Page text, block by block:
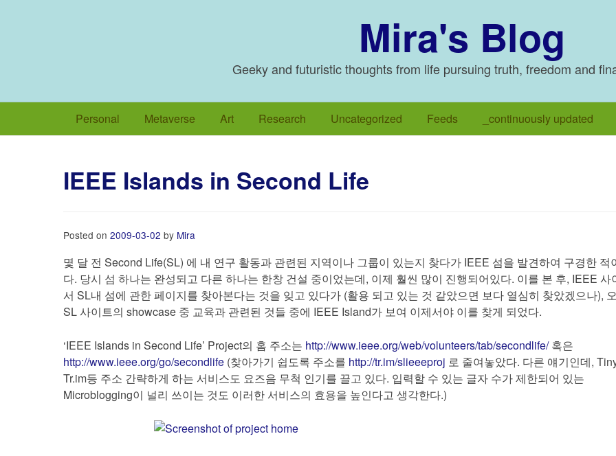
Mira's Blog
Geeky and futuristic thoughts from life pursuing truth, freedom and
Personal Metaverse Art Research Uncategorized Feeds _continuously updated
IEEE Islands in Second Life
Posted on 2009-03-02 by Mira
몇 달 전 Second Life(SL) 에 내 연구 활동과 관련된 지역이나 그룹이 있는지 찾다가 IEEE 섬을 발견하여 구경한 적
다. 당시 섬 하나는 완성되고 다른 하나는 한창 건설 중이었는데, 이제 훨씬 많이 진행되어있다. 이를 본 후, IEEE 사
서 SL내 섬에 관한 페이지를 찾아본다는 것을 잊고 있다가 (활용 되고 있는 것 같았으면 보다 열심히 찾았겠으나),
SL 사이트의 showcase 중 교육과 관련된 것들 중에 IEEE Island가 보여 이제서야 이를 찾게 되었다.
‘IEEE Islands in Second Life’ Project의 홈 주소는 http://www.ieee.org/web/volunteers/tab/secondlife/혹은
http://www.ieee.org/go/secondlife (찾아가기 쉽도록 주소를 http://tr.im/slieeeproj 로 줄여놓았다. 다른 얘기인데,
Tr.im등 주소 간략하게 하는 서비스도 요즈음 무척 인기를 끌고 있다. 입력할 수 있는 글자 수가 제한되어 있는
Microblogging이 널리 쓰이는 것도 이러한 서비스의 효용을 높인다고 생각한다.)